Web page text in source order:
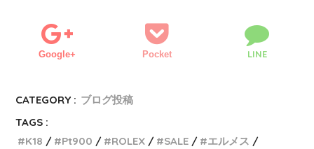
Google+ Pocket LINE
CATEGORY : ブログ投稿
TAGS :
K18
Pt900 ROLEX SALE
エルメス